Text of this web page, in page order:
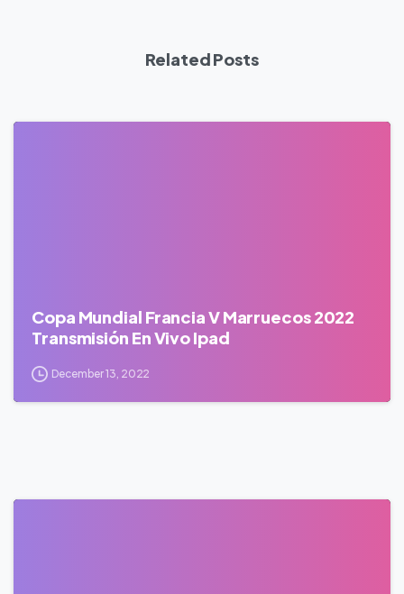
Related Posts
Copa Mundial Francia V Marruecos 2022
Transmisión En Vivo Ipad
December 13, 2022